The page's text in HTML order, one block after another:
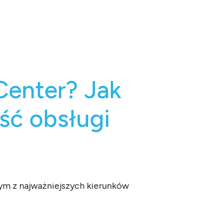
Jak
obsługi
z najważniejszych kierunków